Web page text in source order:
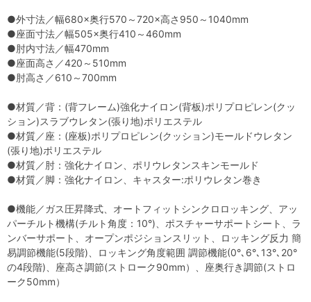
●外寸法／幅680×奥行570～720×高さ950～1040mm
●座面寸法／幅505×奥行410～460mm
●肘内寸法／幅470mm
●座面高さ／420～510mm
●肘高さ／610～700mm
●材質／背：(背フレーム)強化ナイロン(背板)ポリプロピレン(クッ
ション)スラブウレタン(張り地)ポリエステル
●材質／座：(座板)ポリプロピレン(クッション)モールドウレタン
(張り地)ポリエステル
●材質／肘：強化ナイロン、ポリウレタンスキンモールド
●材質／脚：強化ナイロン、キャスター:ポリウレタン巻き
●機能／ガス圧昇降式、オートフィットシンクロロッキング、アッ
パーチルト機構(チルト角度：10°)、ポスチャーサポートシート、ラ
ンバーサポート、オープンポジションスリット、ロッキング反力 簡
易調節機能(5段階)、ロッキング角度範囲 調節機能(0°､6°､13°､20°
の4段階)、座高さ調節(ストローク90mm）、座奥行き調節(ストロ
ーク50mm）